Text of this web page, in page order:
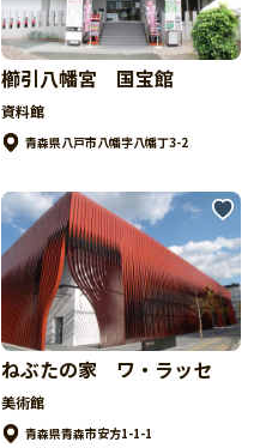
櫛引八幡宮 国宝館
資料館
青森県八戸市八幡字八幡丁3-2
ねぶたの家 ワ・ラッセ
美術館
青森県青森市安方1-1-1